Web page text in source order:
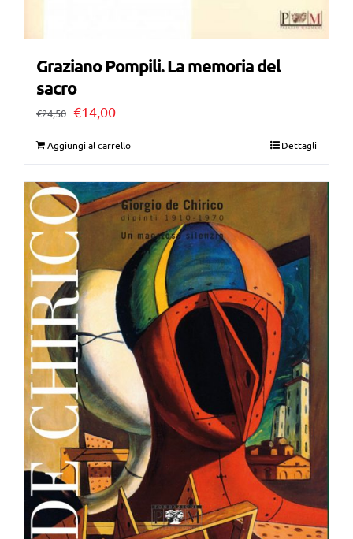
Graziano Pompili. La memoria del
sacro
€24,50 Il
era:
€24,50.
€14,00Il
è:
€14,00.
Aggiungi al carrello Dettagli